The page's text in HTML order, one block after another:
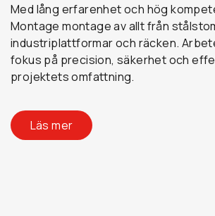
Med lång erfarenhet och hög
Montage montage av allt från
industriplattformar och räcken.
fokus på precision, säkerhet och
projektets omfattning.
Läs mer